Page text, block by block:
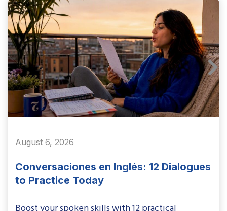
August 6, 2026
Conversaciones en Inglés: 12 Dialogues
to Practice Today